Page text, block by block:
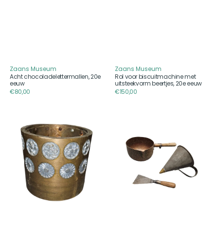
Aanbieder
Zaans Museum
Acht chocoladelettermallen, 20e
eeuw
Reguliere
€80,00
Aanbieder
Zaans Museum
Rol voor biscuitmachine met
uitsteekvorm beertjes, 20e eeuw
Reguliere
€150,00
voor
biscuitmachine
met
uitsteekvorm,
eerste
gietattributen,
20e